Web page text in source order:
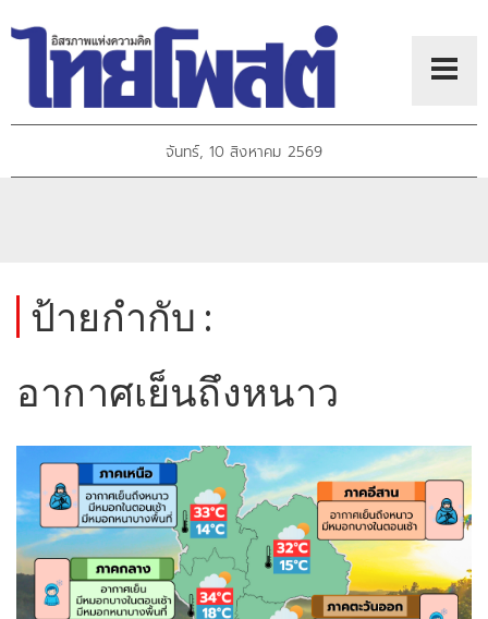
จันทร์, 10 สิงหาคม 2569
ป้ายกำกับ :
อากาศเย็นถึงหนาว